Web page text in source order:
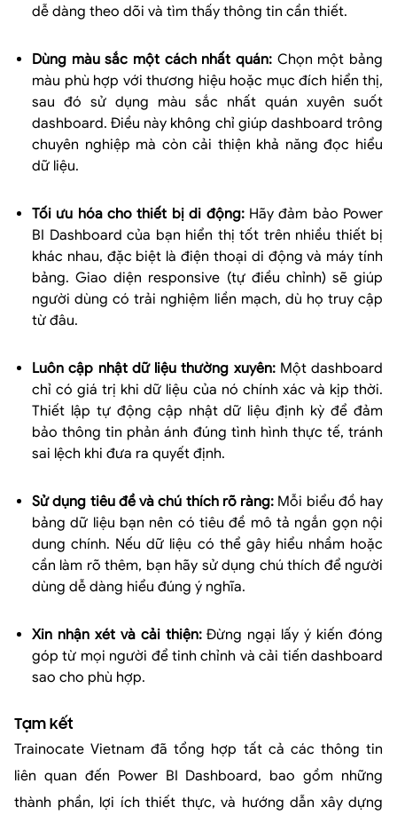
dễ dàng theo dõi và tìm thấy thông tin cần thiết.
Dùng màu sắc một cách nhất quán: Chọn một bảng
màu phù hợp với thương hiệu hoặc mục đích hiển thị,
sau đó sử dụng màu sắc nhất quán xuyên suốt
dashboard. Điều này không chỉ giúp dashboard trông
chuyên nghiệp mà còn cải thiện khả năng đọc hiểu
dữ liệu.
Tối ưu hóa cho thiết bị di động: Hãy đảm bảo Power
BI Dashboard của bạn hiển thị tốt trên nhiều thiết bị
khác nhau, đặc biệt là điện thoại di động và máy tính
bảng. Giao diện responsive (tự điều chỉnh) sẽ giúp
người dùng có trải nghiệm liền mạch, dù họ truy cập
từ đâu.
Luôn cập nhật dữ liệu thường xuyên: Một dashboard
chỉ có giá trị khi dữ liệu của nó chính xác và kịp thời.
Thiết lập tự động cập nhật dữ liệu định kỳ để đảm
bảo thông tin phản ánh đúng tình hình thực tế, tránh
sai lệch khi đưa ra quyết định.
Sử dụng tiêu đề và chú thích rõ ràng: Mỗi biểu đồ hay
bảng dữ liệu bạn nên có tiêu đề mô tả ngắn gọn nội
dung chính. Nếu dữ liệu có thể gây hiểu nhầm hoặc
cần làm rõ thêm, bạn hãy sử dụng chú thích để người
dùng dễ dàng hiểu đúng ý nghĩa.
Xin nhận xét và cải thiện:Đừng ngại lấy ý kiến đóng
góp từ mọi người để tinh chỉnh và cải tiến dashboard
sao cho phù hợp.
Tạm kết
Trainocate Vietnam đã tổng hợp tất cả các thông tin
liên quan đến Power BI Dashboard, bao gồm những
thành phần, lợi ích thiết thực, và hướng dẫn xây dựng